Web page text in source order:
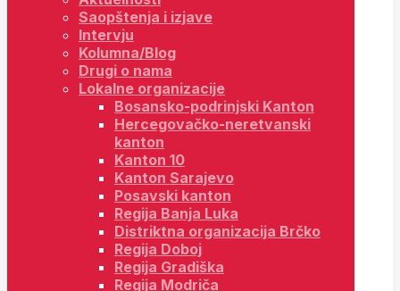
Saopštenja i izjave
Intervju
Kolumna/Blog
Drugi o nama
Lokalne organizacije
Bosansko-podrinjski Kanton
Hercegovačko-neretvanski
kanton
Kanton 10
Kanton Sarajevo
Posavski kanton
Regija Banja Luka
Distriktna organizacija Brčko
Regija Doboj
Regija Gradiška
Regija Modriča